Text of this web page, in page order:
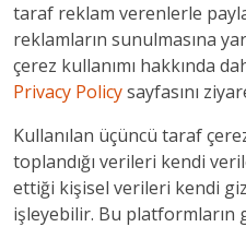
taraf reklam verenlerle
reklamların sunulmasına
çerez kullanımı hakkında
Privacy Policysayfasını
Kullanılan üçüncü taraf
toplandığı verileri kendi
ettiği kişisel verileri kendi
işleyebilir. Bu platformların